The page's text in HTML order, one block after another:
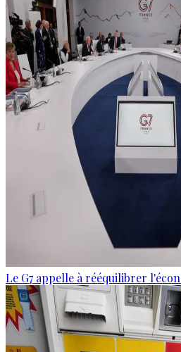
Le G7 appelle à rééquilibrer